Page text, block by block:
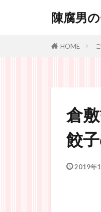
陳腐男
HOME
倉
餃
2019年